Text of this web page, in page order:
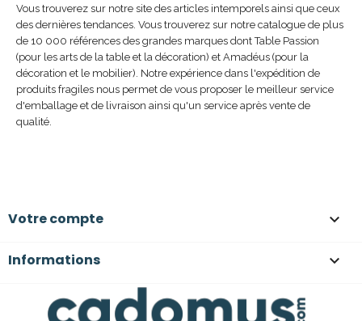
Vous trouverez sur notre site des articles intemporels ainsi que ceux
des dernières tendances. Vous trouverez sur notre catalogue de plus
de 10 000 références des grandes marques dont Table Passion
(pour les arts de la table et la décoration) et Amadéus (pour la
décoration et le mobilier). Notre expérience dans l'expédition de
produits fragiles nous permet de vous proposer le meilleur service
d'emballage et de livraison ainsi qu'un service après vente de
qualité.
Votre compte 
Informations 